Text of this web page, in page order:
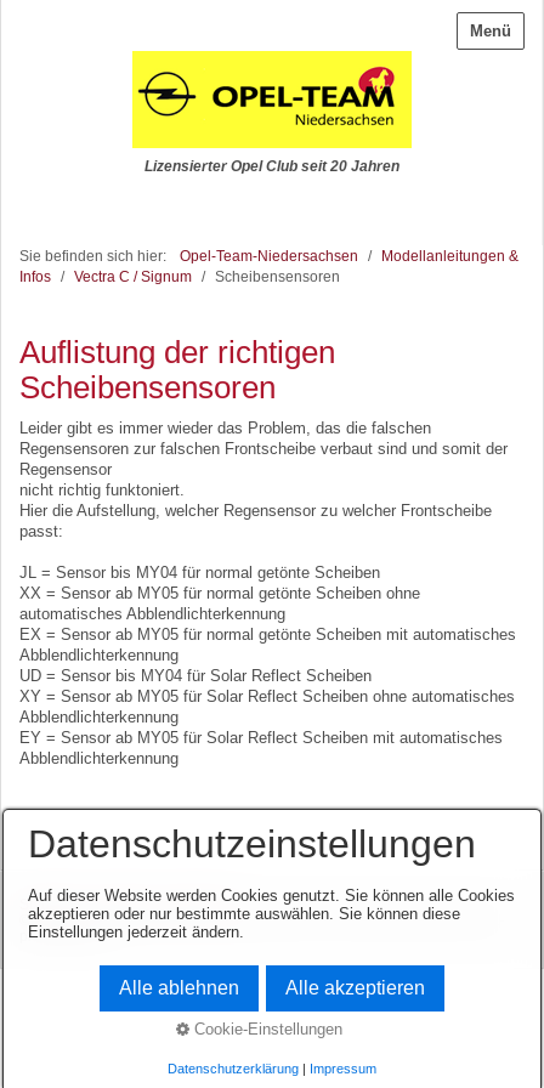
Menü
Lizensierter Opel Club seit 20 Jahren
Sie befinden sich hier: Opel-Team-Niedersachsen /
Modellanleitungen &
Infos
/ Vectra C / Signum / Scheibensensoren
Auflistung der richtigen
Scheibensensoren
Leider gibt es immer wieder das Problem, das die falschen
Regensensoren zur falschen Frontscheibe verbaut sind und somit der
Regensensor
nicht richtig funktoniert.
Hier die Aufstellung, welcher Regensensor zu welcher Frontscheibe
passt:
JL = Sensor bis MY04 für normal getönte Scheiben
XX = Sensor ab MY05 für normal getönte Scheiben ohne
automatisches Abblendlichterkennung
EX = Sensor ab MY05 für normal getönte Scheiben mit automatisches
Abblendlichterkennung
UD = Sensor bis MY04 für Solar Reflect Scheiben
XY = Sensor ab MY05 für Solar Reflect Scheiben ohne automatisches
Abblendlichterkennung
EY = Sensor ab MY05 für Solar Reflect Scheiben mit automatisches
Abblendlichterkennung
Startseite Kontakt
Impressum
© 2003-2026 www.opel-team-niedersachsen.de.Website erstellt mit zeta-
producer.com
Datenschutzeinstellungen
Auf dieser Website werden Cookies genutzt. Sie können alle Cookies
akzeptieren oder nur bestimmte auswählen. Sie können diese
Einstellungen jederzeit ändern.
Alle ablehnen Alle akzeptieren
Cookie-Einstellungen
Datenschutzerklärung| Impressum